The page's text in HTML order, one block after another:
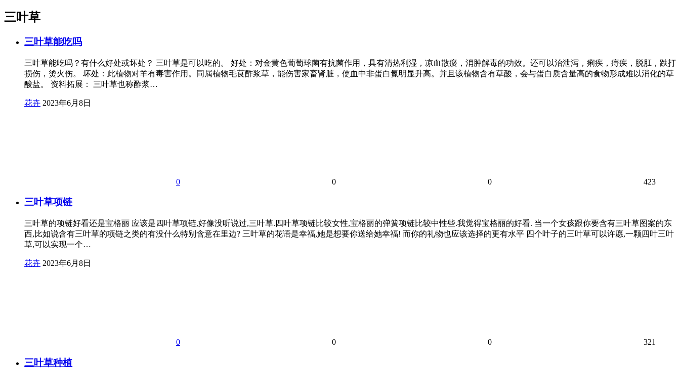
三叶草
三叶草能吃吗
三叶草能吃吗？有什么好处或坏处？ 三叶草是可以吃的。 好处：对金黄色葡萄球菌有抗菌作用，具有清热利湿，凉血散瘀，消肿解毒的功效。还可以治泄泻，痢疾，痔疾，脱肛，跌打
损伤，烫火伤。 坏处：此植物对羊有毒害作用。同属植物毛茛酢浆草，能伤害家畜肾脏，使血中非蛋白氮明显升高。并且该植物含有草酸，会与蛋白质含量高的食物形成难以消化的草
酸盐。 资料拓展： 三叶草也称酢浆…
花卉 2023年6月8日
0 0 0 423
三叶草项链
三叶草的项链好看还是宝格丽 应该是四叶草项链,好像没听说过,三叶草.四叶草项链比较女性,宝格丽的弹簧项链比较中性些.我觉得宝格丽的好看. 当一个女孩跟你要含有三叶草图案的东
西,比如说含有三叶草的项链之类的有没什么特别含意在里边? 三叶草的花语是幸福,她是想要你送给她幸福! 而你的礼物也应该选择的更有水平 四个叶子的三叶草可以许愿,一颗四叶三叶
草,可以实现一个…
花卉 2023年6月8日
0 0 0 321
三叶草种植